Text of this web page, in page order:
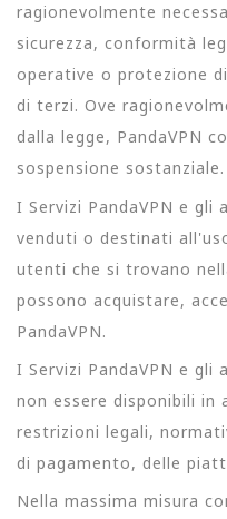
ragionevolmente
sicurezza, conformità
operative o protezione
di terzi. Ove
dalla legge, PandaVPN
sospensione sostanziale.
I Servizi PandaVPN e
venduti o destinati
utenti che si trovano
possono acquistare,
PandaVPN.
I Servizi PandaVPN e
non essere disponibili in
restrizioni legali,
di pagamento, delle
Nella massima misura